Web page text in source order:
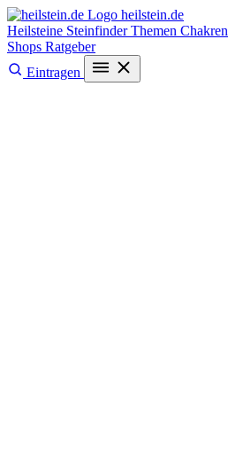
heilstein.de
Heilsteine SteinfinderThemen Chakren
Shops Ratgeber
Eintragen